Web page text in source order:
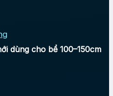
dùng cho bể 100–150cm